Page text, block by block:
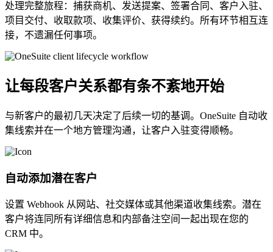
处理完整旅程：捕获商机、发送提案、签署合同、客户入驻、
项目交付、收取款项、收集评价、获得续约。所有环节相互连
接，不遗漏任何事项。
让每段客户关系都有条不紊地开始
与新客户的最初几天决定了后续一切的基调。OneSuite 自动收
集线索并在一个地方管理沟通，让客户入驻变得顺畅。
自动添加潜在客户
设置 Webhook 从网站、社交媒体或其他渠道收集线索。潜在
客户将连同所有详细信息和内部备注空间一起出现在您的
CRM 中。